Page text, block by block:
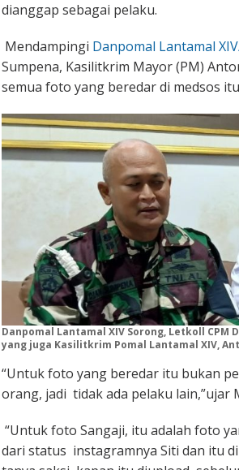
dianggap sebagai pelaku.
Mendampingi Danpomal Lantamal
Sumpena, Kasilitkrim Mayor (PM)
semua foto yang beredar di medsos
Danpomal Lantamal XIV Sorong, Letkoll CPM
yang juga Kasilitkrim Pomal Lantamal XIV,
“Untuk foto yang beredar itu bukan
orang, jadi tidak ada pelaku lain,”ujar
“Untuk foto Sangaji, itu adalah foto
dari status instagramnya Siti dan itu